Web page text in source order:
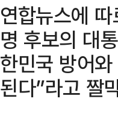
연합뉴스에
명 후보의 대
한민국 방어
된다”라고 짤